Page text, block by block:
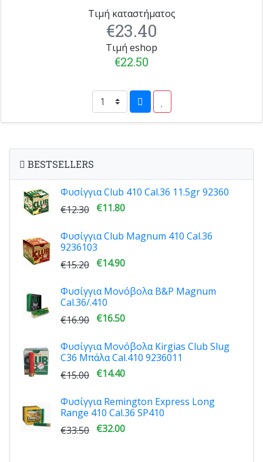
Τιμή καταστήματος
€23.40
Τιμή eshop
€22.50
BESTSELLERS
Φυσίγγια Club 410 Cal.36 11.5gr 92360
€12.30 €11.80
Φυσίγγια Club Magnum 410 Cal.36
9236103
€15.20 €14.90
Φυσίγγια Μονόβολα B&P Magnum
Cal.36/.410
€16.90 €16.50
Φυσίγγια Μονόβολα Kirgias Club Slug
C36 Μπάλα Cal.410 9236011
€15.00 €14.40
Φυσίγγια Remington Express Long
Range 410 Cal.36 SP410
€33.50 €32.00